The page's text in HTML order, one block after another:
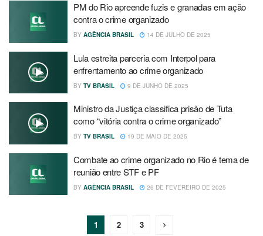
PM do Rio apreende fuzis e granadas em ação
contra o crime organizado
BY AGÊNCIA BRASIL 14 DE JULHO DE 2025
Lula estreita parceria com Interpol para
enfrentamento ao crime organizado
BY TV BRASIL 9 DE JUNHO DE 2025
Ministro da Justiça classifica prisão de Tuta
como “vitória contra o crime organizado”
BY TV BRASIL 19 DE MAIO DE 2025
Combate ao crime organizado no Rio é tema de
reunião entre STF e PF
BY AGÊNCIA BRASIL 26 DE FEVEREIRO DE 2025
1 2 3